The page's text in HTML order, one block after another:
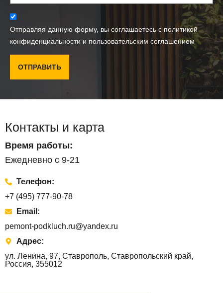
Отправляя данную форму, вы соглашаетесь с политикой
конфиденциальности и пользовательским соглашением
ОТПРАВИТЬ
Контакты и карта
Время работы:
Ежедневно с 9-21
Телефон:
+7 (495) 777-90-78
Email:
pemont-podkluch.ru@yandex.ru
Адрес:
ул. Ленина, 97, Ставрополь, Ставропольский край,
Россия, 355012